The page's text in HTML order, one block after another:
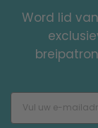
Word lid